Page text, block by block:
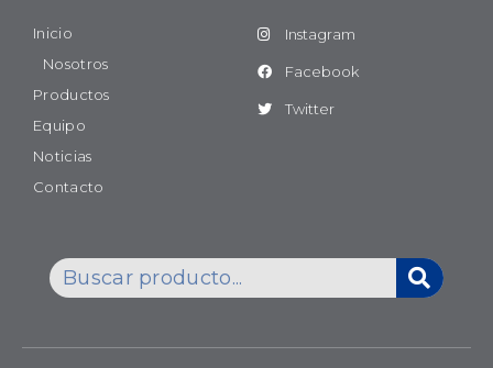
Inicio
Nosotros
Productos
Equipo
Noticias
Contacto
Instagram
Facebook
Twitter